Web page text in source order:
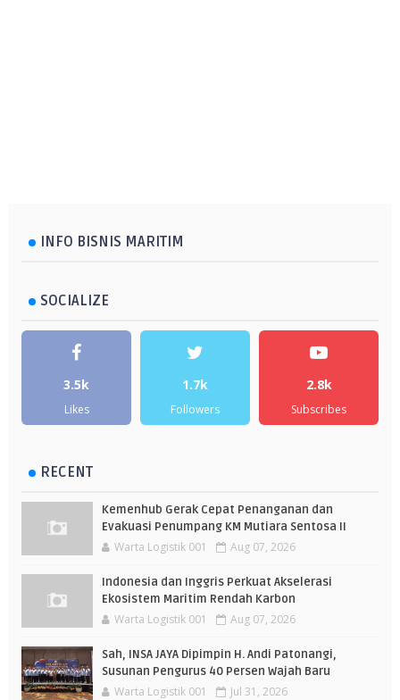
INFO BISNIS MARITIM
SOCIALIZE
3.5k
Likes
1.7k
Followers
2.8k
Subscribes
RECENT
Kemenhub Gerak Cepat Penanganan dan
Evakuasi Penumpang KM Mutiara Sentosa II
Warta Logistik 001 Aug 07, 2026
Indonesia dan Inggris Perkuat Akselerasi
Ekosistem Maritim Rendah Karbon
Warta Logistik 001 Aug 07, 2026
Sah, INSA JAYA Dipimpin H. Andi Patonangi,
Susunan Pengurus 40 Persen Wajah Baru
Warta Logistik 001 Jul 31, 2026